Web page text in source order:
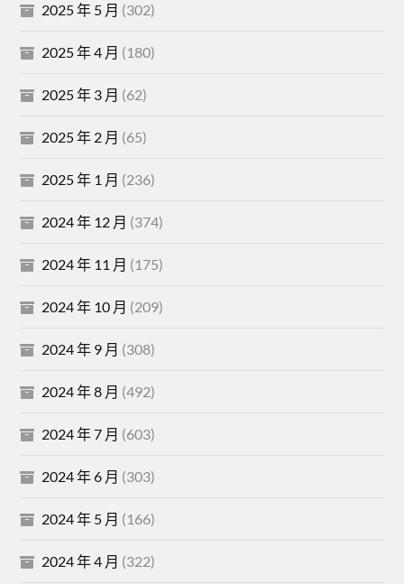
2025 年 5 月 (302)
2025 年 4 月 (180)
2025 年 3 月 (62)
2025 年 2 月 (65)
2025 年 1 月 (236)
2024 年 12 月 (374)
2024 年 11 月 (175)
2024 年 10 月 (209)
2024 年 9 月 (308)
2024 年 8 月 (492)
2024 年 7 月 (603)
2024 年 6 月 (303)
2024 年 5 月 (166)
2024 年 4 月 (322)